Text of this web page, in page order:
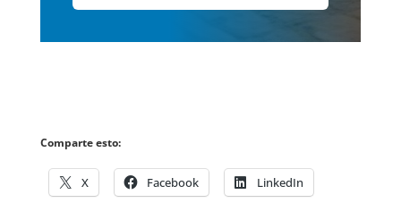
Comparte esto:
X Facebook LinkedIn